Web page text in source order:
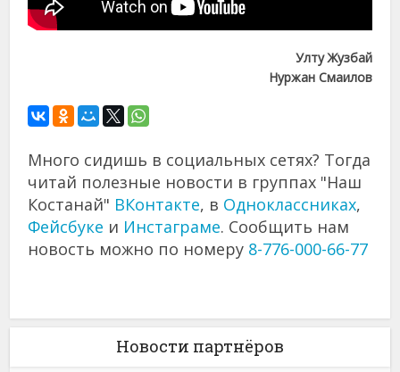
Улту Жузбай
Нуржан Смаилов
Много сидишь в социальных сетях? Тогда
читай полезные новости в группах "Наш
Костанай" ВКонтакте, в Одноклассниках,
Фейсбуке и Инстаграме. Сообщить нам
новость можно по номеру 8-776-000-66-77
Новости партнёров